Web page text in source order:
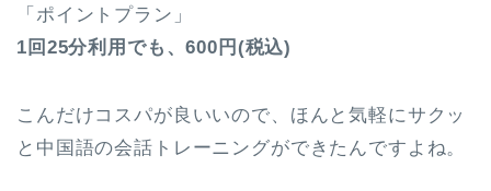
「ポイントプラン」
1回25分利用でも、600円(税込)
こんだけコスパが良いいので、ほんと気軽にサクッ
と中国語の会話トレーニングができたんですよね。